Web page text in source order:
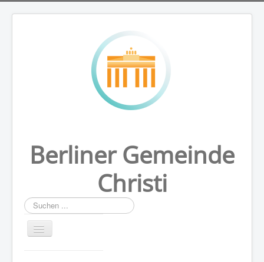
Berliner Gemeinde
Christi
Suchen
...